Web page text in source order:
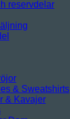
reservdelar
& Sweatshirts
& Kavajer